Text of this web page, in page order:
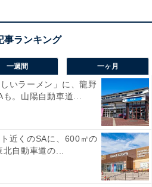
一週間 一ヶ月
いラーメン」に、龍野
。山陽自動車道...
近くのSAに、600㎡の
自動車道の...